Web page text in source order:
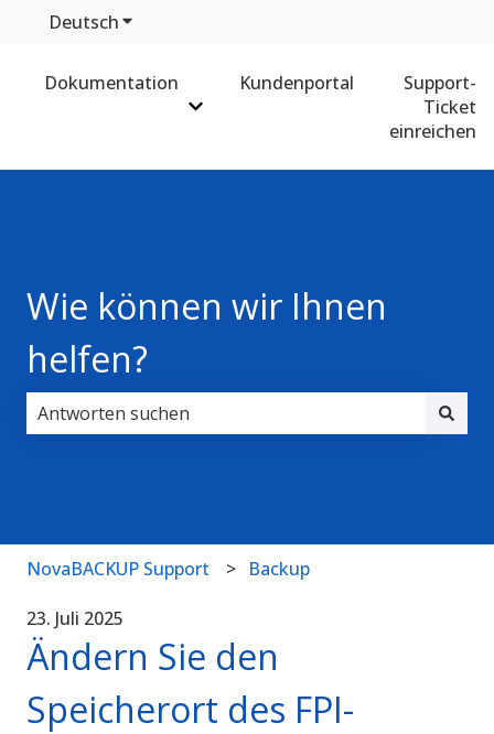
DeutschUntermenü für Übersetzungen anzeigen
Dokumentation
Untermenü für Dokumentation
Kundenportal
Support-
Ticket
einreichen
Wie können wir Ihnen
helfen?
NovaBACKUP Support Backup
23. Juli 2025
Ändern Sie den
Speicherort des FPI-